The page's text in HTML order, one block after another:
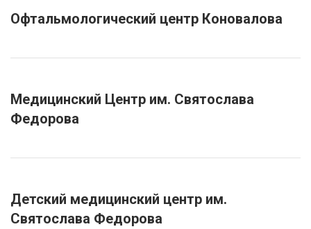
Офтальмологический центр Коновалова
Медицинский Центр им. Святослава
Федорова
Детский медицинский центр им.
Святослава Федорова